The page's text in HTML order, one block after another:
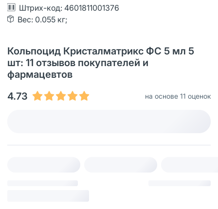
Штрих-код: 4601811001376
Вес: 0.055 кг;
Кольпоцид Кристалматрикс ФС 5 мл 5
шт: 11 отзывов покупателей и
фармацевтов
4.73
на основе 11 оценок